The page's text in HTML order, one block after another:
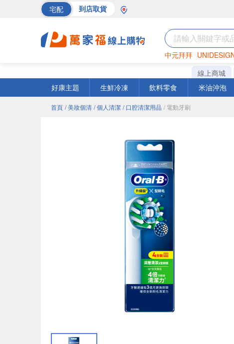
宅配 到店取貨
中元拜拜
巧克力 罐頭
線上商城
好康主題
生鮮冷凍 飲料零食 米油沖泡
首頁 / 美妝個清 / 個人清潔 / 口腔清潔用品 / 電動牙刷